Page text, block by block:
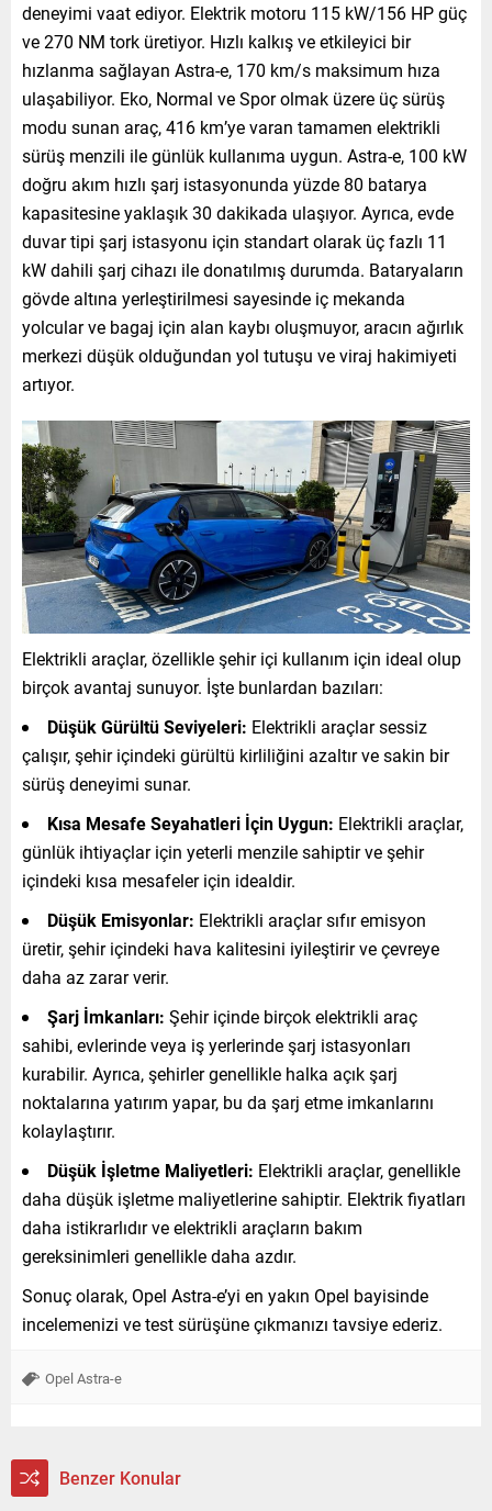
deneyimi vaat ediyor. Elektrik motoru 115 kW/156 HP güç
ve 270 NM tork üretiyor. Hızlı kalkış ve etkileyici bir
hızlanma sağlayan Astra-e, 170 km/s maksimum hıza
ulaşabiliyor. Eko, Normal ve Spor olmak üzere üç sürüş
modu sunan araç, 416 km’ye varan tamamen elektrikli
sürüş menzili ile günlük kullanıma uygun. Astra-e, 100 kW
doğru akım hızlı şarj istasyonunda yüzde 80 batarya
kapasitesine yaklaşık 30 dakikada ulaşıyor. Ayrıca, evde
duvar tipi şarj istasyonu için standart olarak üç fazlı 11
kW dahili şarj cihazı ile donatılmış durumda. Bataryaların
gövde altına yerleştirilmesi sayesinde iç mekanda
yolcular ve bagaj için alan kaybı oluşmuyor, aracın ağırlık
merkezi düşük olduğundan yol tutuşu ve viraj hakimiyeti
artıyor.
Elektrikli araçlar, özellikle şehir içi kullanım için ideal olup
birçok avantaj sunuyor. İşte bunlardan bazıları:
Düşük Gürültü Seviyeleri: Elektrikli araçlar sessiz
çalışır, şehir içindeki gürültü kirliliğini azaltır ve sakin bir
sürüş deneyimi sunar.
Kısa Mesafe Seyahatleri İçin Uygun: Elektrikli araçlar,
günlük ihtiyaçlar için yeterli menzile sahiptir ve şehir
içindeki kısa mesafeler için idealdir.
Düşük Emisyonlar: Elektrikli araçlar sıfır emisyon
üretir, şehir içindeki hava kalitesini iyileştirir ve çevreye
daha az zarar verir.
Şarj İmkanları: Şehir içinde birçok elektrikli araç
sahibi, evlerinde veya iş yerlerinde şarj istasyonları
kurabilir. Ayrıca, şehirler genellikle halka açık şarj
noktalarına yatırım yapar, bu da şarj etme imkanlarını
kolaylaştırır.
Düşük İşletme Maliyetleri: Elektrikli araçlar, genellikle
daha düşük işletme maliyetlerine sahiptir. Elektrik fiyatları
daha istikrarlıdır ve elektrikli araçların bakım
gereksinimleri genellikle daha azdır.
Sonuç olarak, Opel Astra-e’yi en yakın Opel bayisinde
incelemenizi ve test sürüşüne çıkmanızı tavsiye ederiz.
Opel Astra-e
Benzer Konular